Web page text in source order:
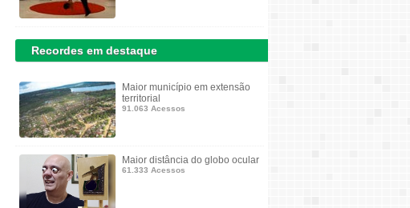
Recordes em destaque
Maior município em extensão
territorial
91.063 Acessos
Maior distância do globo ocular
61.333 Acessos